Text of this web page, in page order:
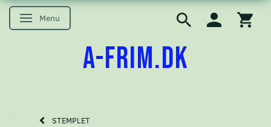
Skifte navigation
Menu
A-FRIM.DK
STEMPLET